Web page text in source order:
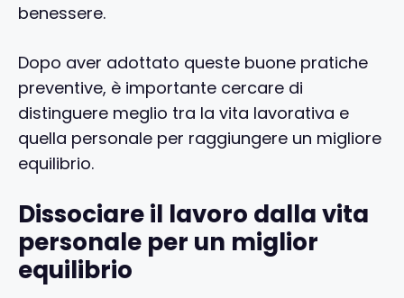
benessere.
Dopo aver adottato queste buone pratiche
preventive, è importante cercare di
distinguere meglio tra la vita lavorativa e
quella personale per raggiungere un migliore
equilibrio.
Dissociare il lavoro dalla vita
personale per un miglior
equilibrio